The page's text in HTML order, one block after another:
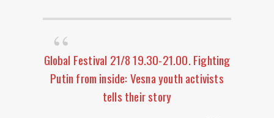
Global Festival 21/8 19.30-21.00. Fighting
Putin from inside: Vesna youth activists
tells their story